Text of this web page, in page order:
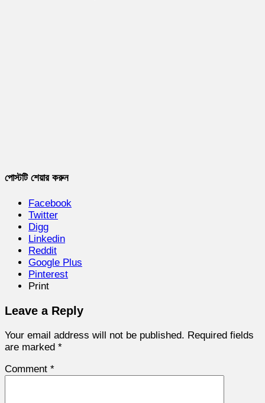
পোস্টটি শেয়ার করুন
Facebook
Twitter
Digg
Linkedin
Reddit
Google Plus
Pinterest
Print
Leave a Reply
Your email address will not be published. Required fields
are marked *
Comment *